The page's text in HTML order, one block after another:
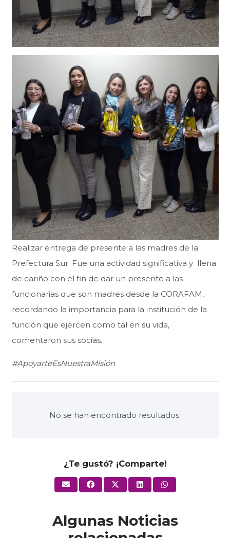
Realizar entrega de presente a las madres de la
Prefectura Sur. Fue una actividad significativa y llena
de cariño con el fin de dar un presente a las
funcionarias que son madres desde la CORAFAM,
recordando la importancia para la institución de la
función que ejercen como tal en su vida,
comentaron sus socias.
#ApoyarteEsNuestraMisión
No se han encontrado resultados.
¿Te gustó? ¡Comparte!
Algunas Noticias